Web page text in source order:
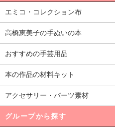
エミコ・コレクション布
高橋恵美子の手ぬいの本
おすすめの手芸用品
本の作品の材料キット
アクセサリー・パーツ素材
グループから探す